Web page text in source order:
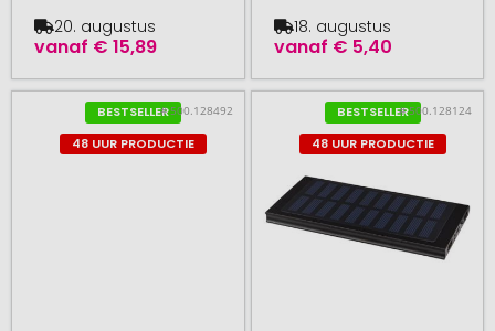
vanaf € 15,89
20. augustus
vanaf € 5,40
18. augustus
BESTSELLER
48 UUR PRODUCTIE
# 500.128492
BESTSELLER
48 UUR PRODUCTIE
# 500.128124